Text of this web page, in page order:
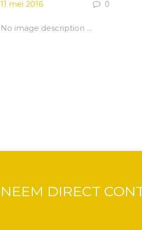
11 mei 2016 0
No image description ...
NEEM DIRECT